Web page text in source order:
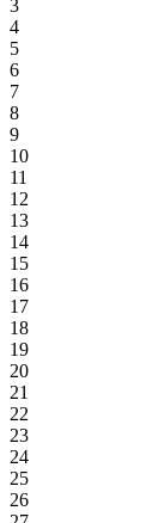
3
4
5
6
7
8
9
10
11
12
13
14
15
16
17
18
19
20
21
22
23
24
25
26